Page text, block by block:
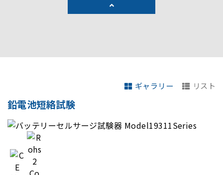
ギャラリー リスト
鉛電池短絡試験